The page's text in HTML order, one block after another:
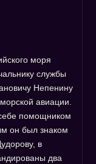
моря
службы
Непенину
авиации.
помощником
он был знаком
в
два